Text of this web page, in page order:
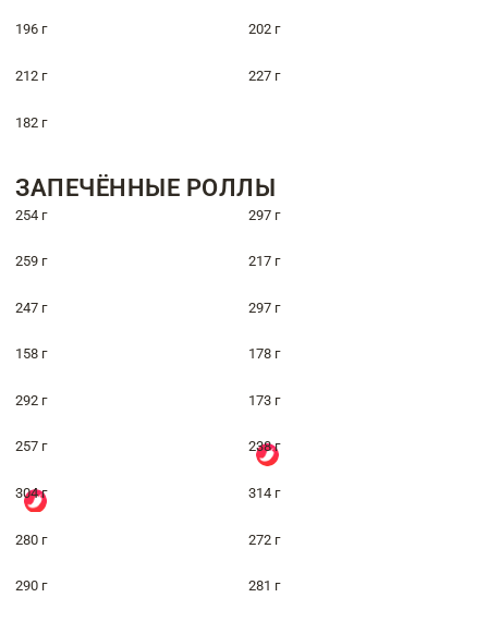
196 г 202 г
212 г 227 г
182 г
ЗАПЕЧЁННЫЕ РОЛЛЫ
254 г 297 г
259 г 217 г
247 г 297 г
158 г 178 г
292 г 173 г
257 г 238 г
304 г 314 г
280 г 272 г
290 г 281 г